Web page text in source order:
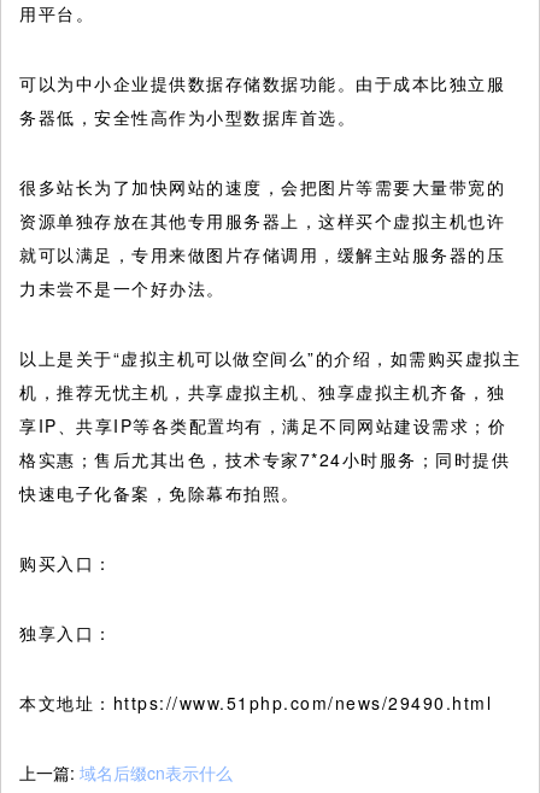
用平台。
可以为中小企业提供数据存储数据功能。由于成本比独立服
务器低，安全性高作为小型数据库首选。
很多站长为了加快网站的速度，会把图片等需要大量带宽的
资源单独存放在其他专用服务器上，这样买个虚拟主机也许
就可以满足，专用来做图片存储调用，缓解主站服务器的压
力未尝不是一个好办法。
以上是关于“虚拟主机可以做空间么”的介绍，如需购买虚拟主
机，推荐无忧主机，共享虚拟主机、独享虚拟主机齐备，独
享IP、共享IP等各类配置均有，满足不同网站建设需求；价
格实惠；售后尤其出色，技术专家7*24小时服务；同时提供
快速电子化备案，免除幕布拍照。
购买入口：
独享入口：
本文地址：https://www.51php.com/news/29490.html
上一篇: 域名后缀cn表示什么